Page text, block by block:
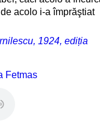
acolo i-a împrăştiat
1924, ediția
Fetmas